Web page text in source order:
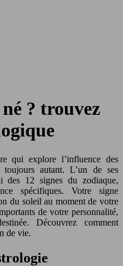
? trouvez
qui explore l’influence des
autant. L’un de ses
des 12 signes du zodiaque,
spécifiques. Votre signe
du soleil au moment de votre
de votre personnalité,
Découvrez comment
de vie.